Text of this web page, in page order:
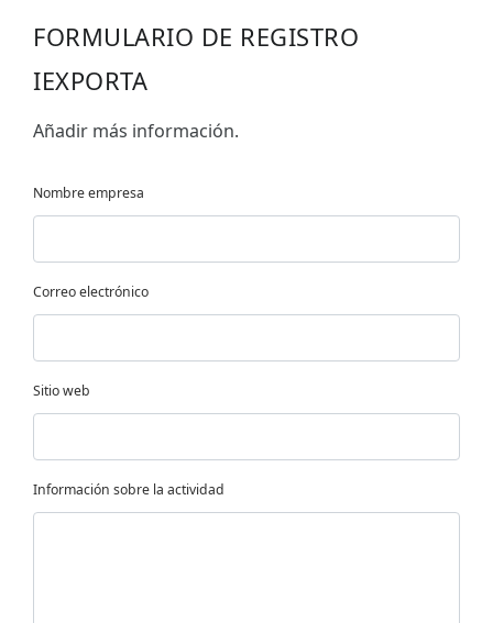
FORMULARIO DE REGISTRO
IEXPORTA
Añadir más información.
Nombre empresa
Correo electrónico
Sitio web
Información sobre la actividad